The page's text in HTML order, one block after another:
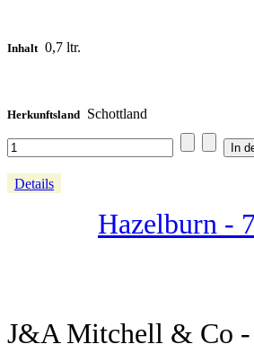
Inhalt 0,7 ltr.
Herkunftsland Schottland
Details
Hazelburn -
J&A Mitchell & Co -